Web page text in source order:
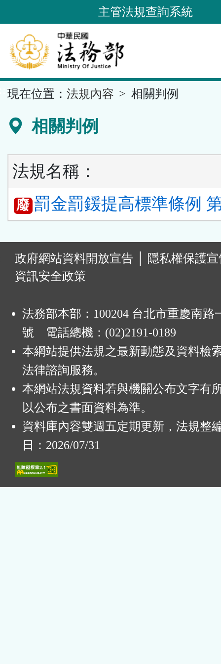
到
要
內
容
區
主管法規查詢系統
現在位置： 法規內容 相關判例
相關判例
法規名稱：
廢 罰金罰鍰提高標準條例
政府網站資料開放宣告
隱私權保護
資訊安全政策
法務部本部：100204 台北市重慶南路
號 電話總機：(02)2191-0189
本網站提供法規之最新動態及資料檢
法律諮詢服務。
本網站法規資料若與機關公布文字有
以公布之書面資料為準。
資料庫內容雙週五定期更新，法規整
日：2026/07/31